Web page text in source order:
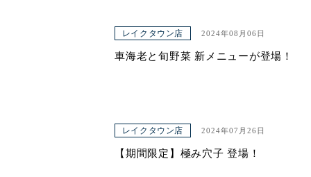
レイクタウン店 2024年08月06日
車海老と旬野菜 新メニューが登場！
レイクタウン店 2024年07月26日
【期間限定】極み穴子 登場！